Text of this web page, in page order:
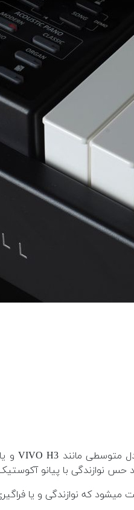
حس نوازندگی با پیانو
میشود که نوازندگی و یا